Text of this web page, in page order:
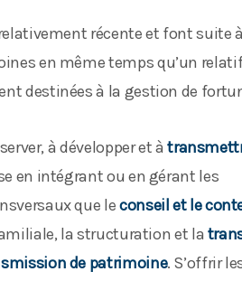
récente et font suite à
en même temps qu’un
destinées à la gestion de
à développer et à
en intégrant ou en gérant les
que leconseil et le
la structuration et la
de patrimoine. S’offrir